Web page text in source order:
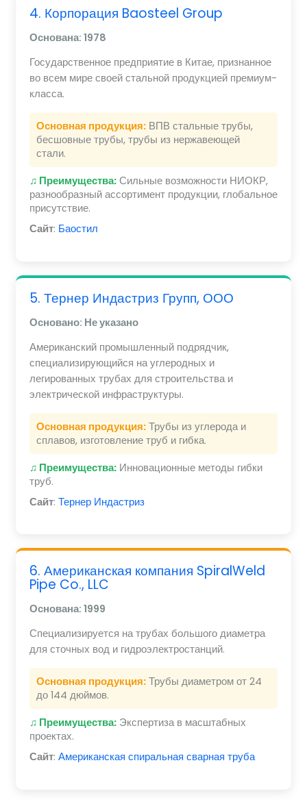
4. Корпорация Baosteel Group
Основана: 1978
Государственное предприятие в Китае, признанное
во всем мире своей стальной продукцией премиум-
класса.
Основная продукция:ВПВ стальные трубы,
бесшовные трубы, трубы из нержавеющей
стали.
♫ Преимущества:Сильные возможности НИОКР,
разнообразный ассортимент продукции, глобальное
присутствие.
Сайт: Баостил
5. Тернер Индастриз Групп, ООО
Основано: Не указано
Американский промышленный подрядчик,
специализирующийся на углеродных и
легированных трубах для строительства и
электрической инфраструктуры.
Основная продукция:Трубы из углерода и
сплавов, изготовление труб и гибка.
♫ Преимущества:Инновационные методы гибки
труб.
Сайт: Тернер Индастриз
6. Американская компания SpiralWeld
Pipe Co., LLC
Основана: 1999
Специализируется на трубах большого диаметра
для сточных вод и гидроэлектростанций.
Основная продукция:Трубы диаметром от 24
до 144 дюймов.
♫ Преимущества:Экспертиза в масштабных
проектах.
Сайт: Американская спиральная сварная труба